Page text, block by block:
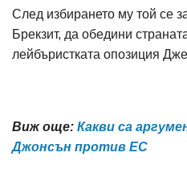
След избирането му той се
Брекзит, да обедини
лейбъристката опозиция
Виж още: Какви са
Джонсън против ЕС